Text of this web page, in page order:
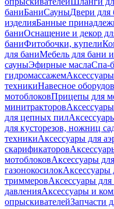
баниБаниСауныДвери для
изделияБанные
баниОснащение и декор
баниФитобочки, купели
для баниМебель для бани
сауныЭфирные маслаСпа-
гидромассажем
техникиНавесное
мотоблоковПрицепы для
минитракторов
для цепных пил
для кусторезов, ножниц
техникиАксессуары для
скарификаторов
мотоблоковАксессуары
газонокосилокАксессуары
триммеровАксессуары
давленияАксессуары и
опрыскивателейЗапчасти